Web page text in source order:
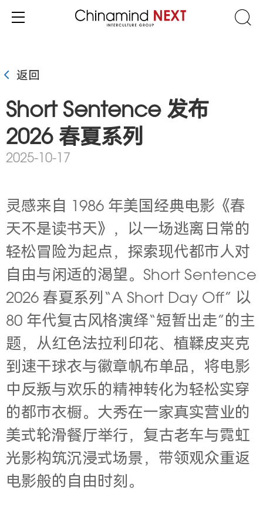
返回
Short Sentence 发布
2026 春夏系列
2025-10-17
灵感来自 1986 年美国经典电影《春
天不是读书天》，以一场逃离日常的
轻松冒险为起点，探索现代都市人对
自由与闲适的渴望。Short Sentence
2026 春夏系列“A Short Day Off” 以
80 年代复古风格演绎“短暂出走”的主
题，从红色法拉利印花、植鞣皮夹克
到速干球衣与徽章帆布单品，将电影
中反叛与欢乐的精神转化为轻松实穿
的都市衣橱。大秀在一家真实营业的
美式轮滑餐厅举行，复古老车与霓虹
光影构筑沉浸式场景，带领观众重返
电影般的自由时刻。